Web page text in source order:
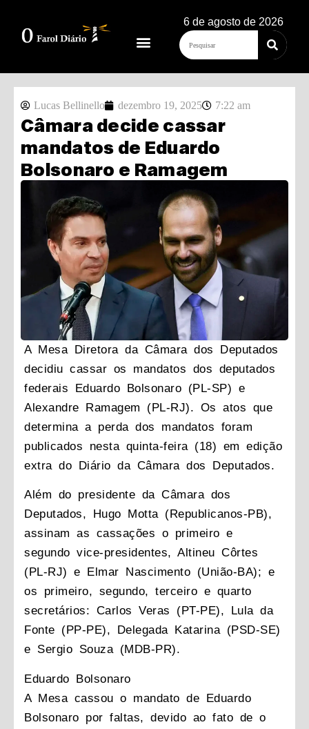
6 de agosto de 2026
Lucas Bellinello dezembro 19, 2025 7:22 am
Câmara decide cassar
mandatos de Eduardo
Bolsonaro e Ramagem
A Mesa Diretora da Câmara dos Deputados
decidiu cassar os mandatos dos deputados
federais Eduardo Bolsonaro (PL-SP) e
Alexandre Ramagem (PL-RJ). Os atos que
determina a perda dos mandatos foram
publicados nesta quinta-feira (18) em edição
extra do Diário da Câmara dos Deputados.
Além do presidente da Câmara dos
Deputados, Hugo Motta (Republicanos-PB),
assinam as cassações o primeiro e
segundo vice-presidentes, Altineu Côrtes
(PL-RJ) e Elmar Nascimento (União-BA); e
os primeiro, segundo, terceiro e quarto
secretários: Carlos Veras (PT-PE), Lula da
Fonte (PP-PE), Delegada Katarina (PSD-SE)
e Sergio Souza (MDB-PR).
Eduardo Bolsonaro
A Mesa cassou o mandato de Eduardo
Bolsonaro por faltas, devido ao fato de o